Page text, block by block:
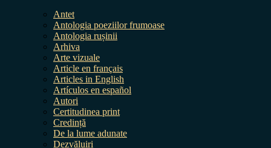
Antet
Antologia poeziilor frumoase
Antologia rușinii
Arhiva
Arte vizuale
Article en français
Articles in English
Artículos en español
Autori
Certitudinea print
Credință
De la lume adunate
Dezvăluiri